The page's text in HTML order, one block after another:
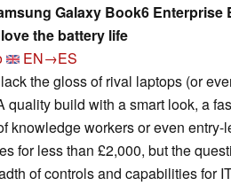
Galaxy Book6 Enterprise
the battery life
EN→ES
the gloss of rival laptops (or
quality build with a smart look, a
knowledge workers or even
for less than £2,000, but the
of controls and capabilities for